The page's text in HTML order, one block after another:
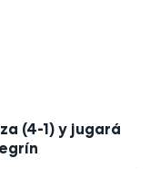
(4-1) y jugará